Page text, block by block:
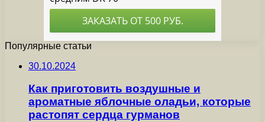
Популярные статьи
30.10.2024
Как приготовить воздушные и
ароматные яблочные оладьи, которые
растопят сердца гурманов